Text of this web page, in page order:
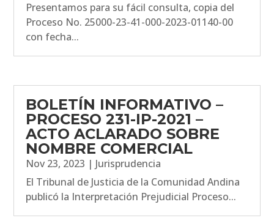
Presentamos para su fácil consulta, copia del
Proceso No. 25000-23-41-000-2023-01140-00
con fecha...
BOLETÍN INFORMATIVO –
PROCESO 231-IP-2021 –
ACTO ACLARADO SOBRE
NOMBRE COMERCIAL
Nov 23, 2023 | Jurisprudencia
El Tribunal de Justicia de la Comunidad Andina
publicó la Interpretación Prejudicial Proceso...